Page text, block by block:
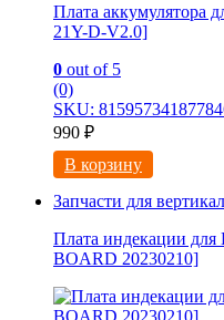
Плата аккумулятора
21Y-D-V2.0]
0 out of 5
(0)
SKU:
990 ₽
В корзину
Запчасти для
Плата индекации для
BOARD 20230210]